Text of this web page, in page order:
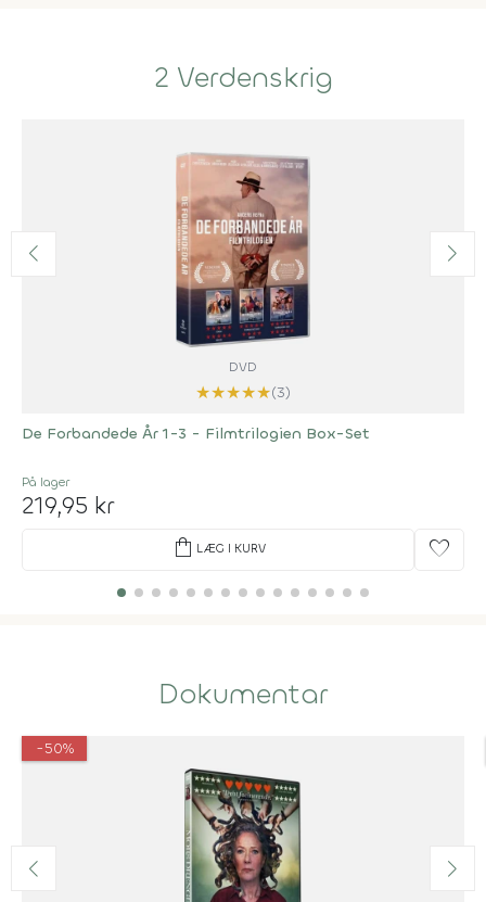
2 Verdenskrig
DVD
★★★★★(3)
De Forbandede År 1-3 - Filmtrilogien Box-Set
På lager
219,95 kr
shopping_bag LÆG I KURV favorite
Dokumentar
-50%